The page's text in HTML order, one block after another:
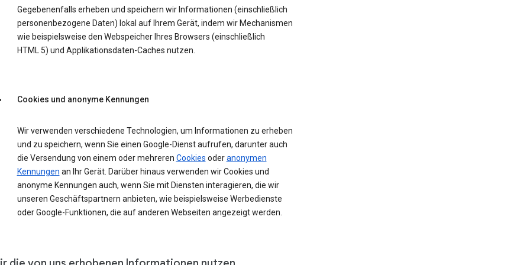
Gegebenenfalls erheben und speichern wir Informationen (einschließlich
personenbezogene Daten) lokal auf Ihrem Gerät, indem wir Mechanismen
wie beispielsweise den Webspeicher Ihres Browsers (einschließlich
HTML 5) und Applikationsdaten-Caches nutzen.
Cookies und anonyme Kennungen
Wir verwenden verschiedene Technologien, um Informationen zu erheben
und zu speichern, wenn Sie einen Google-Dienst aufrufen, darunter auch
die Versendung von einem oder mehreren Cookies oderanonymen
Kennungen an Ihr Gerät. Darüber hinaus verwenden wir Cookies und
anonyme Kennungen auch, wenn Sie mit Diensten interagieren, die wir
unseren Geschäftspartnern anbieten, wie beispielsweise Werbedienste
oder Google-Funktionen, die auf anderen Webseiten angezeigt werden.